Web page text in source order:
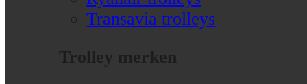
Transavia trolleys
Trolley merken